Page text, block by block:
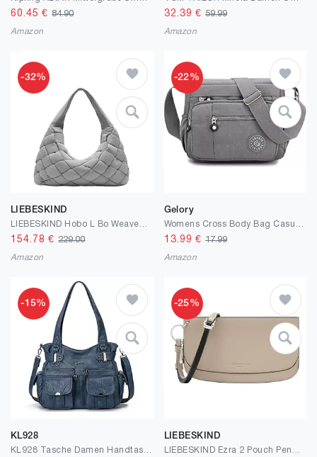
60.45 €84.90
Amazon
32.39 € 59.99
Amazon
-32%
LIEBESKIND
154.78 €229.00
Amazon
-22%
Gelory
13.99 € 17.99
Amazon
-15%
KL928
-25%
LIEBESKIND